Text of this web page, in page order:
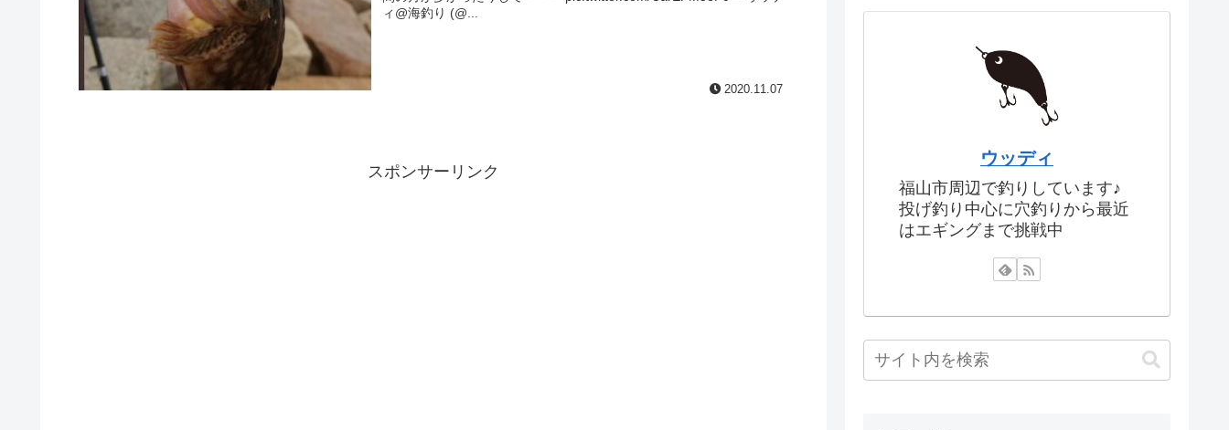
ィ@海釣り (@...
2020.11.07
スポンサーリンク
ウッディ
福山市周辺で釣りしています♪
投げ釣り中心に穴釣りから最近
はエギングまで挑戦中